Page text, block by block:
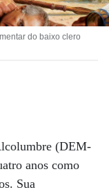
do baixo clero
(DEM-
anos como
Sua